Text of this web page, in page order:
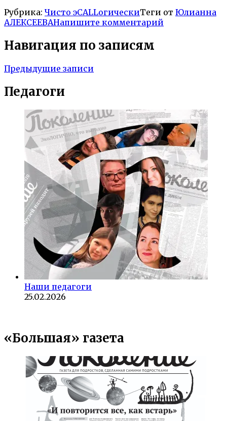
Рубрика: Чисто эCALLогическиТеги от Юлианна
АЛЕКСЕЕВАНапишите комментарий
Навигация по записям
Предыдущие записи
Педагоги
Наши педагоги
25.02.2026
«Большая» газета